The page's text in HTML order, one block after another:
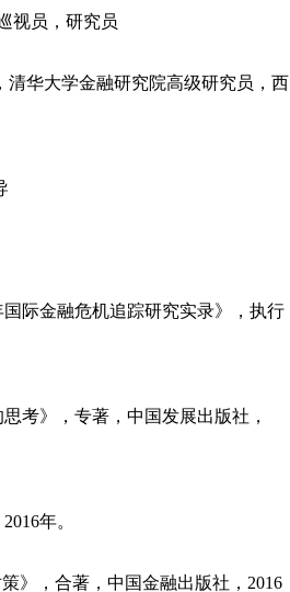
视员，研究员
清华大学金融研究院高级研究员，西
国际金融危机追踪研究实录》，执行
考》，专著，中国发展出版社，
年。
》，合著，中国金融出版社，2016